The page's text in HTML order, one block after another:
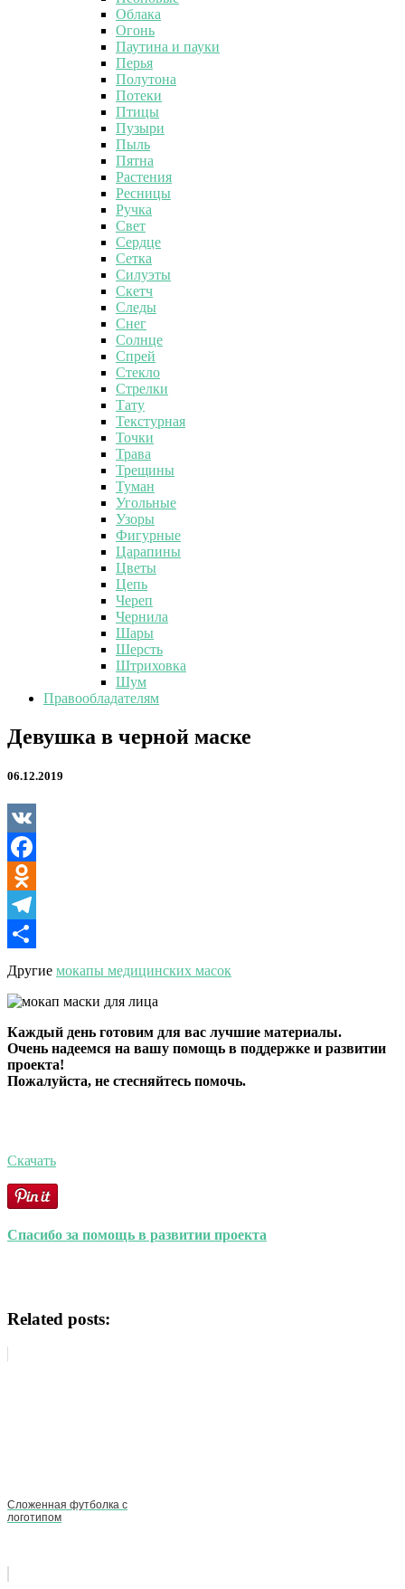
Облака
Огонь
Паутина и пауки
Перья
Полутона
Потеки
Птицы
Пузыри
Пыль
Пятна
Растения
Ресницы
Ручка
Свет
Сердце
Сетка
Силуэты
Скетч
Следы
Снег
Солнце
Спрей
Стекло
Стрелки
Тату
Текстурная
Точки
Трава
Трещины
Туман
Угольные
Узоры
Фигурные
Царапины
Цветы
Цепь
Череп
Чернила
Шары
Шерсть
Штриховка
Шум
Правообладателям
Девушка
в
маске
Девушка в черной маске
06.12.2019
VK
Facebook
Odnoklassniki
Telegram
Отправить
Другие мокапы медицинских масок
Каждый день готовим для вас лучшие материалы.
Очень надеемся на вашу помощь в поддержке и развитии
проекта!
Пожалуйста, не стесняйтесь помочь.
Скачать
Спасибо за помощь в развитии проекта
Related posts:
Сложенная футболка с
логотипом